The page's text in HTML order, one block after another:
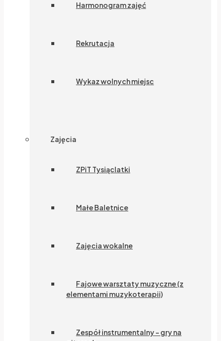
Harmonogram zajęć
Rekrutacja
Wykaz wolnych miejsc
Zajęcia
ZPiT Tysiąclatki
Małe Baletnice
Zajęcia wokalne
Fajowe warsztaty muzyczne (z
elementami muzykoterapii)
Zespół instrumentalny – gry na